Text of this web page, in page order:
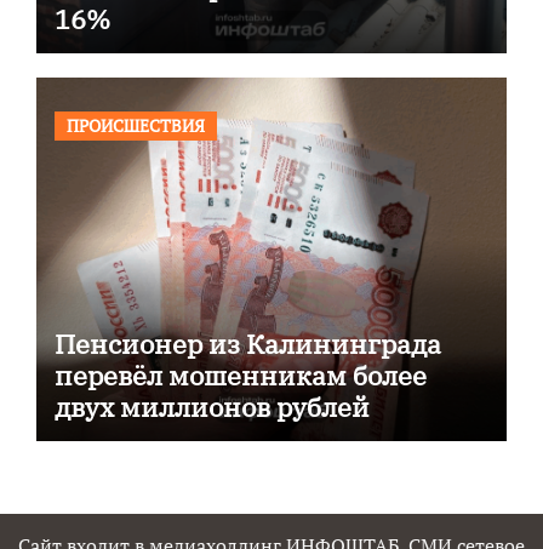
16%
ПРОИСШЕСТВИЯ
Пенсионер из Калининграда
перевёл мошенникам более
двух миллионов рублей